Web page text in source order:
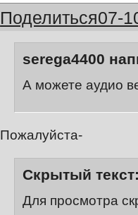
Поделиться07-
serega4400
А можете аудио
Пожалуйста-
Скрытый
Для просмотра